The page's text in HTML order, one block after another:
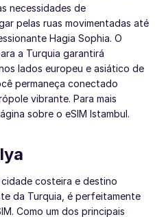
necessidades de
pelas ruas movimentadas até
Hagia Sophia. O
a Turquia garantirá
lados europeu e asiático de
permaneça conectado
vibrante. Para mais
sobre o eSIM Istambul.
costeira e destino
da Turquia, é perfeitamente
Como um dos principais